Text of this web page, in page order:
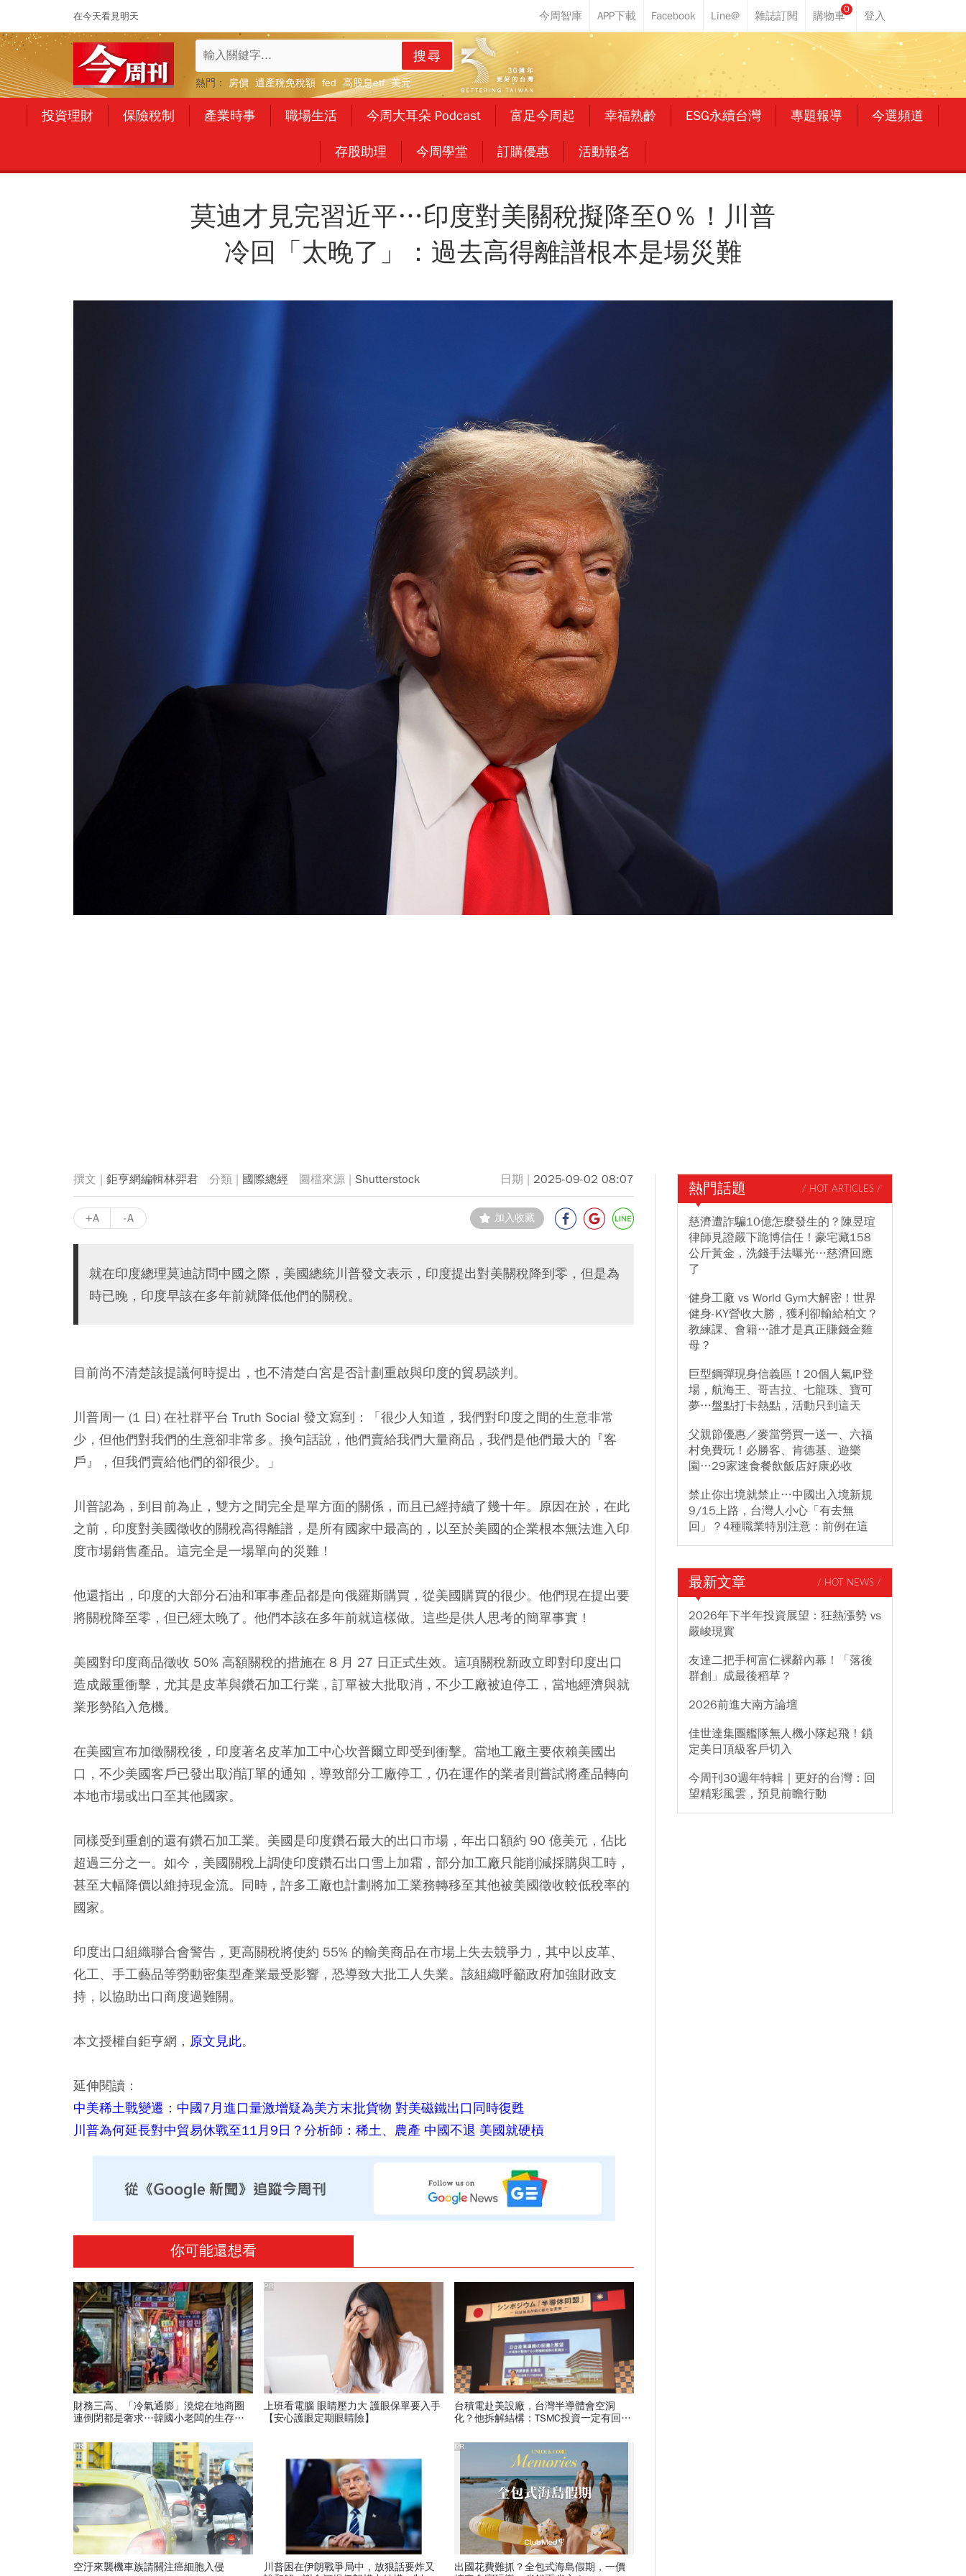
在今天看見明天
0
搜尋
熱門： 房價 遺產稅免稅額 fed 高股息etf 美元
投資理財 保險稅制 產業時事 職場生活 今周大耳朵 Podcast 富足今周起 幸福熟齡 ESG永續台灣 專題報導 今選頻道
存股助理 今周學堂 訂購優惠 活動報名
莫迪才見完習近平…印度對美關稅擬降至0％！川普
冷回「太晚了」：過去高得離譜根本是場災難
鉅亨網編輯林羿君 國際總經 Shutterstock 2025-09-02 08:07
+A -A 加入收藏
就在印度總理莫迪訪問中國之際，美國總統川普發文表示，印度提出對美關稅降到零，但是為
時已晚，印度早該在多年前就降低他們的關稅。
目前尚不清楚該提議何時提出，也不清楚白宮是否計劃重啟與印度的貿易談判。
川普周一 (1 日) 在社群平台 Truth Social 發文寫到：「很少人知道，我們對印度之間的生意非常
少，但他們對我們的生意卻非常多。換句話說，他們賣給我們大量商品，我們是他們最大的『客
戶』，但我們賣給他們的卻很少。」
川普認為，到目前為止，雙方之間完全是單方面的關係，而且已經持續了幾十年。原因在於，在此
之前，印度對美國徵收的關稅高得離譜，是所有國家中最高的，以至於美國的企業根本無法進入印
度市場銷售產品。這完全是一場單向的災難！
他還指出，印度的大部分石油和軍事產品都是向俄羅斯購買，從美國購買的很少。他們現在提出要
將關稅降至零，但已經太晚了。他們本該在多年前就這樣做。這些是供人思考的簡單事實！
美國對印度商品徵收 50% 高額關稅的措施在 8 月 27 日正式生效。這項關稅新政立即對印度出口
造成嚴重衝擊，尤其是皮革與鑽石加工行業，訂單被大批取消，不少工廠被迫停工，當地經濟與就
業形勢陷入危機。
在美國宣布加徵關稅後，印度著名皮革加工中心坎普爾立即受到衝擊。當地工廠主要依賴美國出
口，不少美國客戶已發出取消訂單的通知，導致部分工廠停工，仍在運作的業者則嘗試將產品轉向
本地市場或出口至其他國家。
同樣受到重創的還有鑽石加工業。美國是印度鑽石最大的出口市場，年出口額約 90 億美元，佔比
超過三分之一。如今，美國關稅上調使印度鑽石出口雪上加霜，部分加工廠只能削減採購與工時，
甚至大幅降價以維持現金流。同時，許多工廠也計劃將加工業務轉移至其他被美國徵收較低稅率的
國家。
印度出口組織聯合會警告，更高關稅將使約 55% 的輸美商品在市場上失去競爭力，其中以皮革、
化工、手工藝品等勞動密集型產業最受影響，恐導致大批工人失業。該組織呼籲政府加強財政支
持，以協助出口商度過難關。
本文授權自鉅亨網， 原文見此。
延伸閱讀：
中美稀土戰變遷：中國7月進口量激增疑為美方末批貨物 對美磁鐵出口同時復甦
川普為何延長對中貿易休戰至11月9日？分析師：稀土、農產 中國不退 美國就硬槓
你可能還想看
財務三高、「冷氣通膨」澆熄在地商圈
連倒閉都是奢求…韓國小老闆的生存悲
上班看電腦 眼睛壓力大 護眼保單要入手
【安心護眼定期眼睛險】
PR
台積電赴美設廠，台灣半導體會空洞
化？他拆解結構：TSMC投資一定有回收
空汙來襲機車族請關注癌細胞入侵
PR
川普困在伊朗戰爭局中，放狠話要炸又
出國花費難抓？全包式海島假期，一價
PR
熱門話題 / HOT ARTICLES /
慈濟遭詐騙10億怎麼發生的？陳昱瑄
律師見證嚴下跪博信任！豪宅藏158
公斤黃金，洗錢手法曝光…慈濟回應
了
健身工廠 vs World Gym大解密！世界
健身-KY營收大勝，獲利卻輸給柏文？
教練課、會籍…誰才是真正賺錢金雞
母？
巨型鋼彈現身信義區！20個人氣IP登
場，航海王、哥吉拉、七龍珠、寶可
夢…盤點打卡熱點，活動只到這天
父親節優惠／麥當勞買一送一、六福
村免費玩！必勝客、肯德基、遊樂
園…29家速食餐飲飯店好康必收
禁止你出境就禁止…中國出入境新規
9/15上路，台灣人小心「有去無
回」？4種職業特別注意：前例在這
最新文章 / HOT NEWS /
2026年下半年投資展望：狂熱漲勢 vs
嚴峻現實
友達二把手柯富仁裸辭內幕！「落後
群創」成最後稻草？
2026前進大南方論壇
佳世達集團艦隊無人機小隊起飛！鎖
定美日頂級客戶切入
今周刊30週年特輯｜更好的台灣：回
望精彩風雲，預見前瞻行動